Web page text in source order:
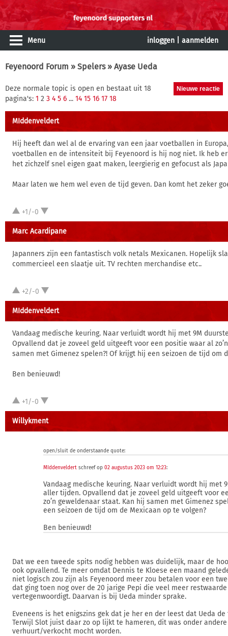
Menu inloggen aanmelden
Feyenoord Forum » Spelers» Ayase Ueda
Deze normale topic is open en bestaat uit 18
pagina's: 1 2 3 4 5 6 ... 14 15 16 17 18
MIddenveldert
Hij heeft dan wel al de ervaring van een jaar voetballen in
voetballen en de intensiteit bij Feyenoord is hij nog niet. Ik heb
het zichzelf snel eigen gaat maken, leergierig en gefocust als
Maar laten we hem wel even de tijd geven. Dan komt het zeker
+1/-0
Marc Acardipane
Japanners zijn een fantastisch volk netals Mexicanen. Hopelijk
commercieel een slaatje uit. TV rechten merchandise etc..
+2/-0
MIddenveldert
Vandaag medische keuring. Naar verluidt wordt hij met 9M
Opvallend dat je zoveel geld uitgeeft voor een positie waar al
samen met Gimenez spelen?! Of krijgt hij een seizoen de tijd om
Ben benieuwd!
+1/-0
Willykment
open/sluit de onderstaande quote:
MIddenveldertschreef op 02 augustus 2023 om 12:23:
Vandaag medische keuring. Naar verluidt wordt hij met
aller tijden. Opvallend dat je zoveel geld uitgeeft voor
zo’n geweldenaar staat. Kan hij samen met Gimenez
een seizoen de tijd om de Mexicaan op te volgen?
Ben benieuwd!
Dat we een tweede spits nodig hebben was duidelijk, maar de
ook opvallend. Te meer omdat Dennis te Kloese een maand
niet logisch zou zijn als Feyenoord meer zou betalen voor een
dat ging toen nog over de 20 jarige Pepi die veel meer
vertegenwoordigt. Daarvan is bij Ueda minder sprake.
Eveneens is het enigszins gek dat je her en der leest dat Ueda
Terwijl Slot juist daar zo op lijkt te hameren, dit was onder
verhuurt/verkocht mocht worden.